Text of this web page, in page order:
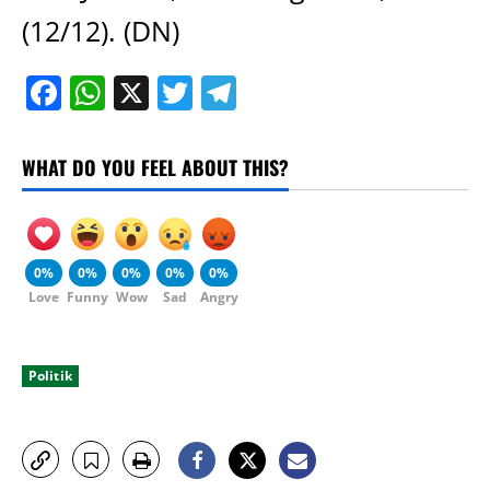
(12/12). (DN)
Facebook
WhatsApp
X Twitter
WHAT DO YOU FEEL ABOUT THIS?
0%
Love
0%
Funny
0%
Wow
0%
Sad
0%
Angry
Politik